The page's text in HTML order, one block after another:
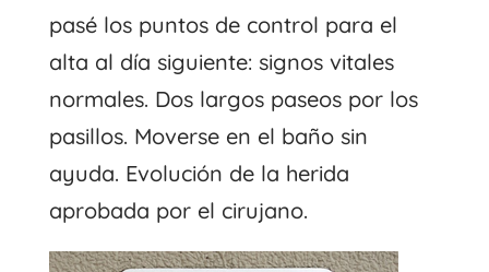
pasé los puntos de control para el
alta al día siguiente: signos vitales
normales. Dos largos paseos por los
pasillos. Moverse en el baño sin
ayuda. Evolución de la herida
aprobada por el cirujano.